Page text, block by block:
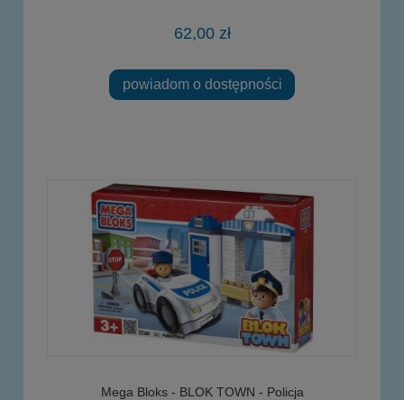
62,00 zł
powiadom o dostępności
Mega Bloks - BLOK TOWN - Policja